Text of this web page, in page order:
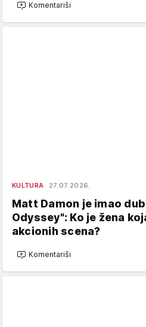
Komentariši
KULTURA 27.07.2026.
Matt Damon je imao
Odyssey": Ko je žena
akcionih scena?
Komentariši